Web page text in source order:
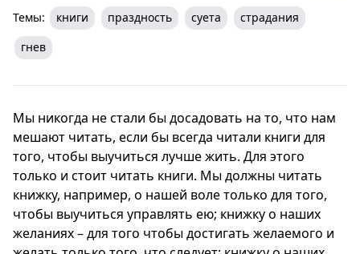
Темы: книги праздность суета
страдания
гнев
Мы никогда не стали бы досадовать на то, что нам
мешают читать, если бы всегда читали книги для
того, чтобы выучиться лучше жить. Для этого
только и стоит читать книги. Мы должны читать
книжку, например, о нашей воле только для того,
чтобы выучиться управлять ею; книжку о наших
желаниях – для того чтобы достигать желаемого и